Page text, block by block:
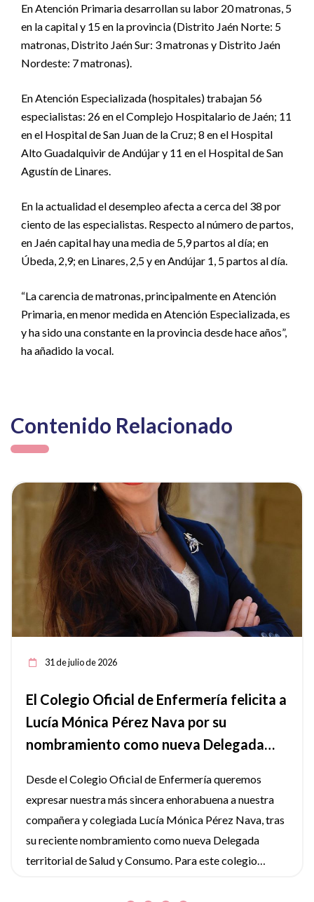
En Atención Primaria desarrollan su labor 20 matronas, 5
en la capital y 15 en la provincia (Distrito Jaén Norte: 5
matronas, Distrito Jaén Sur: 3 matronas y Distrito Jaén
Nordeste: 7 matronas).
En Atención Especializada (hospitales) trabajan 56
especialistas: 26 en el Complejo Hospitalario de Jaén; 11
en el Hospital de San Juan de la Cruz; 8 en el Hospital
Alto Guadalquivir de Andújar y 11 en el Hospital de San
Agustín de Linares.
En la actualidad el desempleo afecta a cerca del 38 por
ciento de las especialistas. Respecto al número de partos,
en Jaén capital hay una media de 5,9 partos al día; en
Úbeda, 2,9; en Linares, 2,5 y en Andújar 1, 5 partos al día.
“La carencia de matronas, principalmente en Atención
Primaria, en menor medida en Atención Especializada, es
y ha sido una constante en la provincia desde hace años”,
ha añadido la vocal.
Contenido Relacionado
31 de julio de 2026
El Colegio Oficial de Enfermería felicita a
Lucía Mónica Pérez Nava por su
nombramiento como nueva Delegada
Desde el Colegio Oficial de Enfermería queremos
expresar nuestra más sincera enhorabuena a nuestra
compañera y colegiada Lucía Mónica Pérez Nava, tras
su reciente nombramiento como nueva Delegada
territorial de Salud y Consumo. Para este colegio
Ver noticia